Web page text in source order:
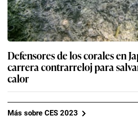
Defensores de los corales en
carrera contrarreloj para
calor
Más sobre CES 2023